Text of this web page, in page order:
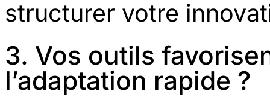
structurer votre
3. Vos outils
l’adaptation rapide ?